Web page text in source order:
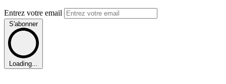
Entrez votre email
S'abonner
Loading...